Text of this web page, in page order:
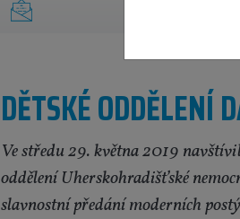
DĚTSKÉ ODDĚLENÍ
Ve středu 29. května 2019
oddělení Uherskohradišťské
slavnostní předání moderních